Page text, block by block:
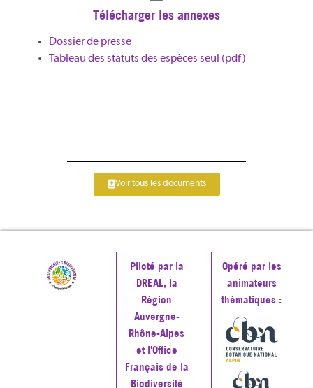
Télécharger les annexes
Dossier de presse
Tableau des statuts des espèces seul (pdf)
Voir tous les documents
Piloté par la
DREAL, la
Région
Auvergne-
Rhône-Alpes
et l'Office
Français de la
Biodiversité
Opéré par les
animateurs
thématiques :